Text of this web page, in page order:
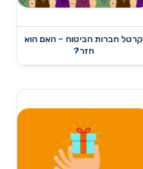
קרטל חברות הביטוח – האם הוא
חזר?